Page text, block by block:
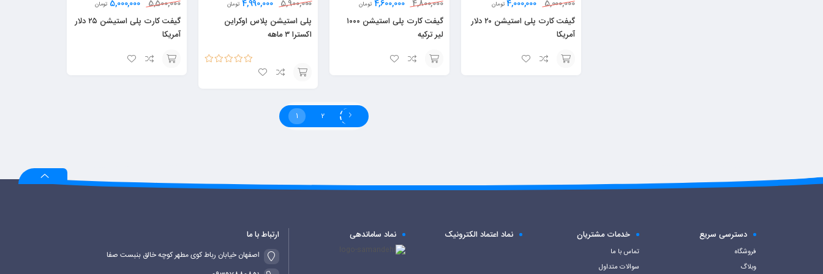
5,000,000
4,000,000 تومان
گیفت کارت پلی استیشن ۲۰ دلار
آمریکا
4,800,000
4,600,000 تومان
گیفت کارت پلی استیشن ۱۰۰۰
لیر ترکیه
5,900,000
4,990,000 تومان
پلی استیشن پلاس اوکراین
اکسترا ۳ ماهه
به
سبد
5,500,000
5,000,000 تومان
گیفت کارت پلی استیشن ۲۵ دلار
آمریکا
1 2
دسترسی سریع
فروشگاه
وبلاگ
خدمات مشتریان
تماس با ما
سوالات متداول
نماد اعتماد الکترونیک نماد ساماندهی ارتباط با ما
اصفهان خیابان رباط کوی مطهر کوچه خالق بنبست صفا